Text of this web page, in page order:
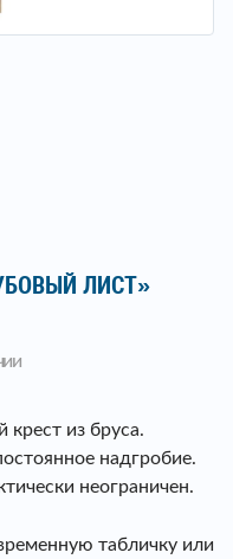
ЛИСТ»
из бруса.
надгробие.
неограничен.
табличку или